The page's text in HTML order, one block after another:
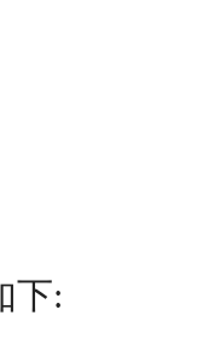
下: